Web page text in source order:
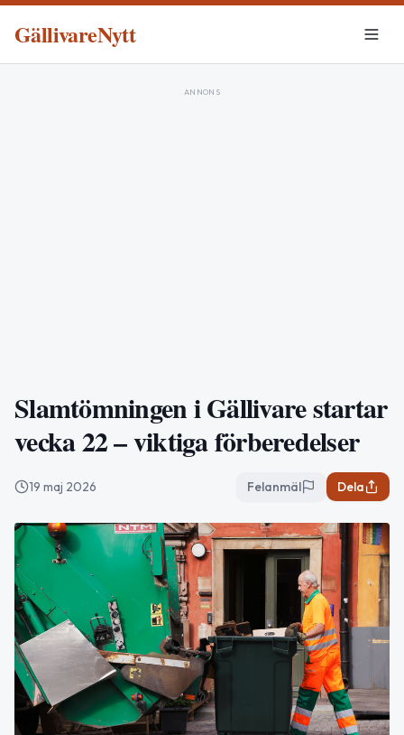
GällivareNytt
ANNONS
Slamtömningen i Gällivare startar
vecka 22 – viktiga förberedelser
19 maj 2026 Felanmäl Dela